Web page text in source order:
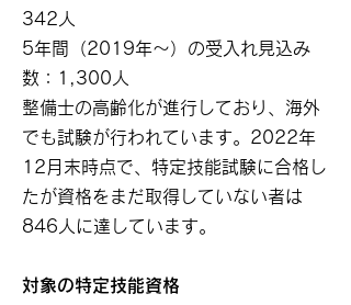
342人
5年間（2019年～）の受入れ見込み
数：1,300人
整備士の高齢化が進行しており、海外
でも試験が行われています。2022年
12月末時点で、特定技能試験に合格し
たが資格をまだ取得していない者は
846人に達しています。
対象の特定技能資格